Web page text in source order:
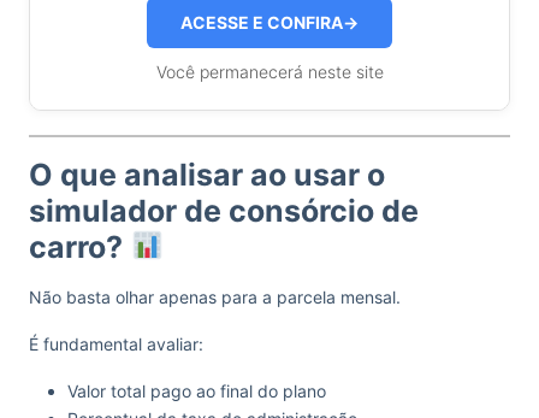
ACESSE E CONFIRA→
Você permanecerá neste site
O que analisar ao usar o
simulador de consórcio de
carro?
Não basta olhar apenas para a parcela mensal.
É fundamental avaliar:
Valor total pago ao final do plano